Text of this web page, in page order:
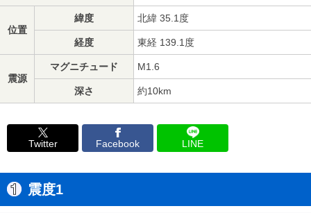
位置
緯度 北緯 35.1度
経度 東経 139.1度
震源
マグニチュード M1.6
深さ 約10km
Twitter Facebook LINE
震度1